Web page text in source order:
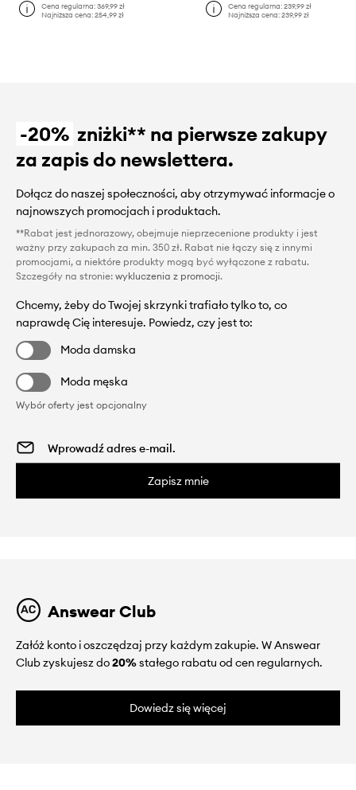
Cena regularna:369,99 zł
Najniższa cena:254,99 zł
Cena regularna: 239,99 zł
Najniższa cena: 239,99 zł
-20% zniżki** na pierwsze zakupy
za zapis do newslettera.
Dołącz do naszej społeczności, aby otrzymywać informacje o
najnowszych promocjach i produktach.
**Rabat jest jednorazowy, obejmuje nieprzecenione produkty i jest
ważny przy zakupach za min. 350 zł. Rabat nie łączy się z innymi
promocjami, a niektóre produkty mogą być wyłączone z rabatu.
Szczegóły na stronie: wykluczenia z promocji.
Chcemy, żeby do Twojej skrzynki trafiało tylko to, co
naprawdę Cię interesuje. Powiedz, czy jest to:
Moda damska
Moda męska
Wybór oferty jest opcjonalny
Zapisz mnie
Answear Club
Załóż konto i oszczędzaj przy każdym zakupie. W Answear
Club zyskujesz do20%stałego rabatu od cen regularnych.
Dowiedz się więcej